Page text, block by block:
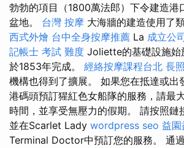
勃勃的項目（1800萬法郎）下令建造港
盆地。 台灣 按摩 大海牆的建造使用了
西式外燴 台中全身按摩推薦 La 成立公
記帳士 考試 難度 Joliette的基礎設施始
於1853年完成。 經絡按摩課程台北 長
機構也得到了擴展。 如果您在抵達或出
港碼頭預訂猩紅色女船隊的服務，請最
時間，並享受無壓力的假期。 請按照鏈
並在Scarlet Lady wordpress seo 益園
Terminal Doctor中預訂您的服務。 通